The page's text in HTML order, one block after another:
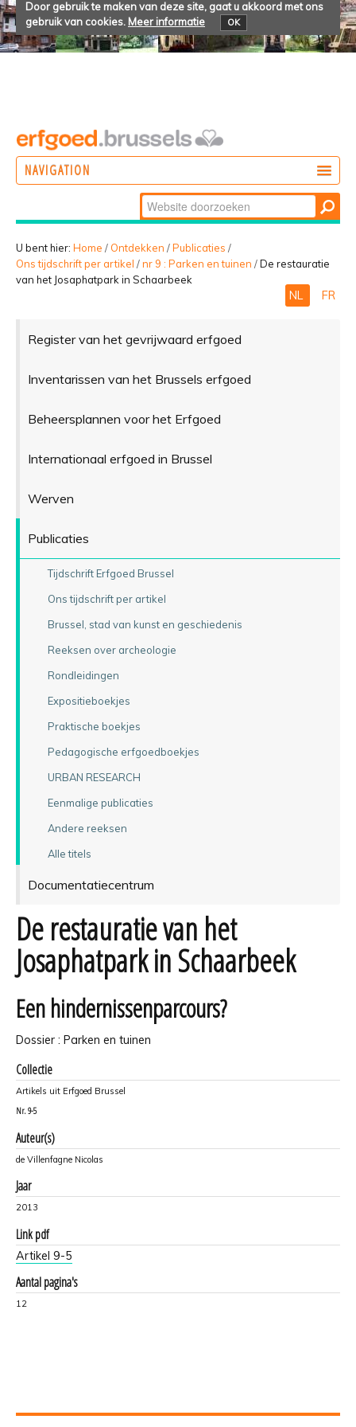
Door gebruik te maken van deze site, gaat u akkoord met ons
gebruik van cookies. Meer informatie OK
NAVIGATION
BELEVEN
Zoek
Geavanceerd
zoeken...
U bent hier: Home / Ontdekken /Publicaties /
Ons tijdschrift per artikel /nr 9 : Parken en tuinen /De restauratie
van het Josaphatpark in Schaarbeek
NL FR
Register van het gevrijwaard erfgoed
Inventarissen van het Brussels erfgoed
Beheersplannen voor het Erfgoed
Internationaal erfgoed in Brussel
Werven
Publicaties
Tijdschrift Erfgoed Brussel
Ons tijdschrift per artikel
Brussel, stad van kunst en geschiedenis
Reeksen over archeologie
Rondleidingen
Expositieboekjes
Praktische boekjes
Pedagogische erfgoedboekjes
URBAN RESEARCH
Eenmalige publicaties
Andere reeksen
Alle titels
Documentatiecentrum
De restauratie van het
Josaphatpark in Schaarbeek
Een hindernissenparcours?
Dossier : Parken en tuinen
Collectie
Artikels uit Erfgoed Brussel
Nr. 9-5
Auteur(s)
de Villenfagne Nicolas
Jaar
2013
Link pdf
Artikel 9-5
Aantal pagina's
12